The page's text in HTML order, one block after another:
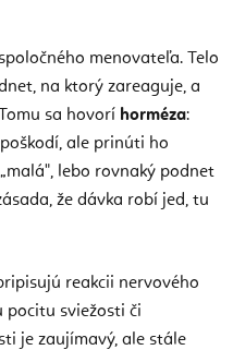
menovateľa. Telo
na ktorý zareaguje, a
sa hovorí horméza:
ale prinúti ho
lebo rovnaký podnet
že dávka robí jed, tu
reakcii nervového
pocitu sviežosti či
je zaujímavý, ale stále